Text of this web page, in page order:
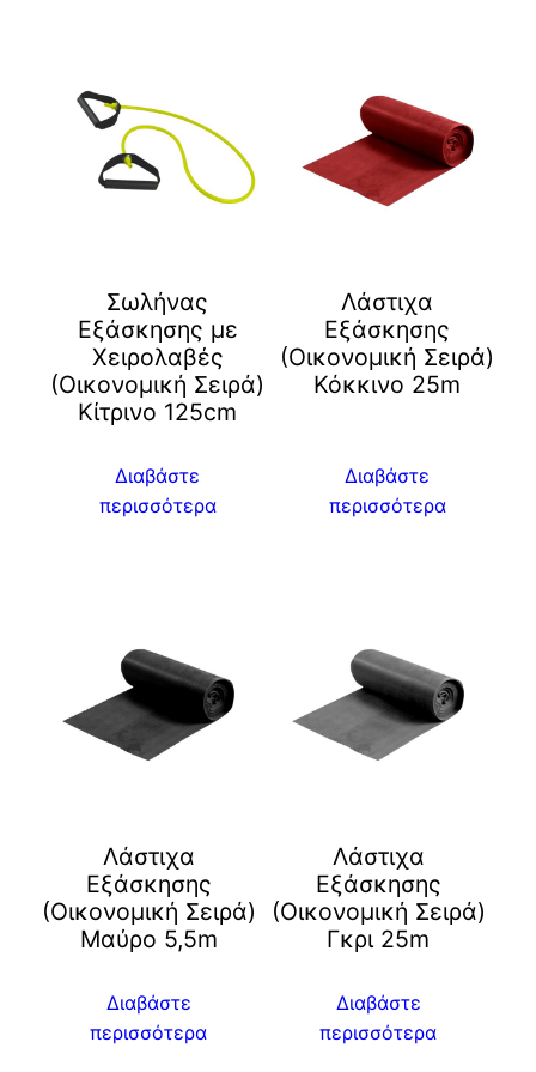
Σωλήνας
Εξάσκησης με
Χειρολαβές
(Οικονομική Σειρά)
Kίτρινο 125cm
Διαβάστε
περισσότερα
Λάστιχα
Εξάσκησης
(Οικονομική Σειρά)
Κόκκινο 25m
Διαβάστε
περισσότερα
Λάστιχα
Εξάσκησης
(Οικονομική Σειρά)
Μαύρο 5,5m
Διαβάστε
περισσότερα
Λάστιχα
Εξάσκησης
(Οικονομική Σειρά)
Γκρι 25m
Διαβάστε
περισσότερα